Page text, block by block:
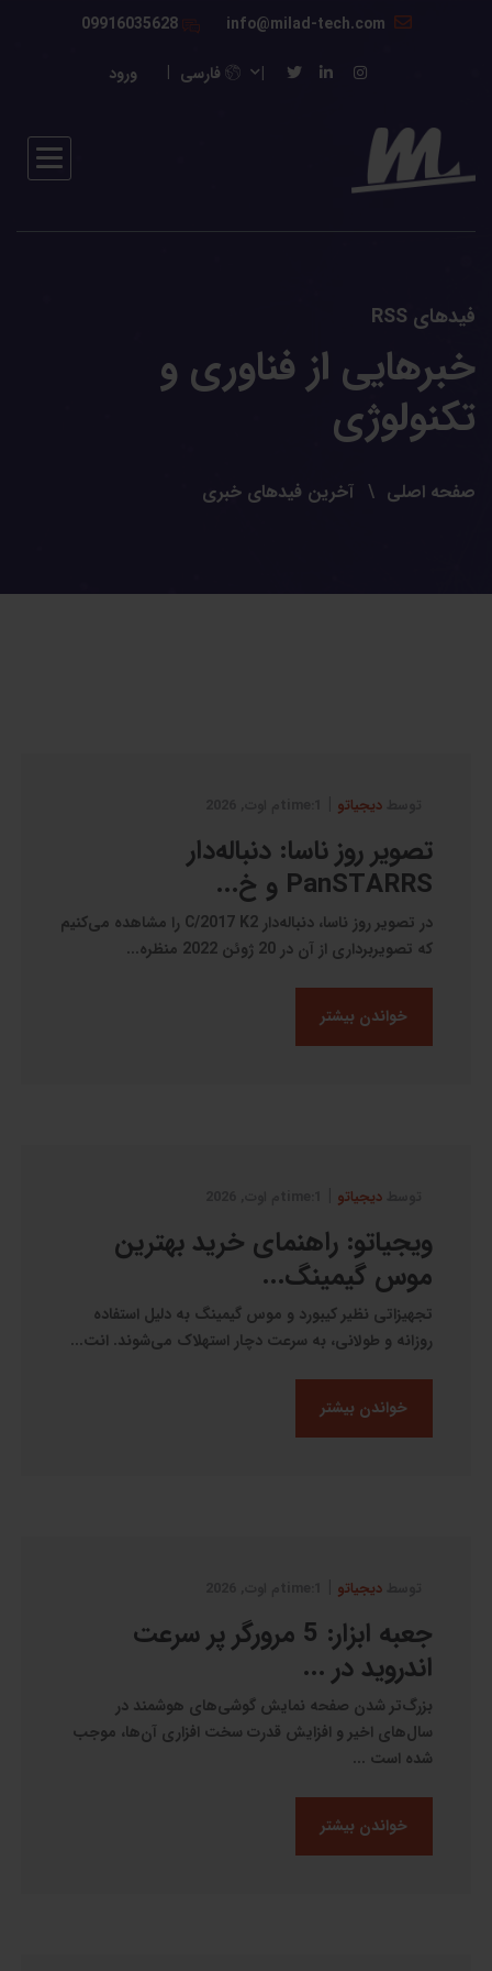
09916035628
فارسی ورود
فیدهای RSS
خبرهایی از فناوری و
تکنولوژی
صفحه اصلی آخرین فیدهای خبری
دیجیاتو
تصویر روز ناسا: دنباله‌دار
PanSTARRS و خ...
در تصویر روز ناسا، دنباله‌دار C/2017 K2 را مشاهده می‌کنیم
که تصویربرداری از آن در 20 ژوئن 2022 منظره...
خواندن بیشتر
دیجیاتو
ویجیاتو: راهنمای خرید بهترین
موس گیمینگ...
تجهیزاتی نظیر کیبورد و موس گیمینگ به دلیل استفاده
روزانه و طولانی، به سرعت دچار استهلاک می‌شوند. انت...
خواندن بیشتر
دیجیاتو
جعبه ابزار: 5 مرورگر پر سرعت
اندروید در ...
بزرگ‌تر شدن صفحه نمایش گوشی‌های هوشمند در
سال‌های اخیر و افزایش قدرت سخت افزاری آن‌ها، موجب
شده است ...
خواندن بیشتر